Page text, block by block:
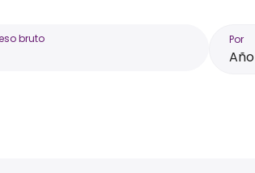
bruto Por
Año